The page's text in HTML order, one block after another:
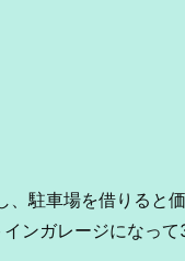
駐車場を借りると
ンガレージになっ